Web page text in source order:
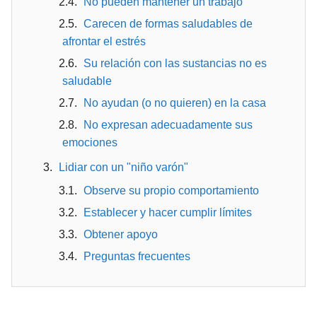
Carecen de formas saludables de
afrontar el estrés
Su relación con las sustancias no es
saludable
No ayudan (o no quieren) en la casa
No expresan adecuadamente sus
emociones
Lidiar con un "niño varón"
Observe su propio comportamiento
Establecer y hacer cumplir límites
Obtener apoyo
Preguntas frecuentes